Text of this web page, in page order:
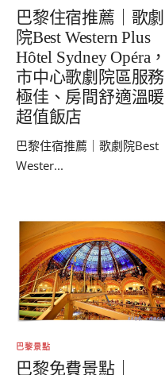
巴黎住宿推薦｜歌劇
院Best Western Plus
Hôtel Sydney Opéra，
市中心歌劇院區服務
極佳、房間舒適溫暖
超值飯店
巴黎住宿推薦｜歌劇院Best
Wester...
巴黎景點
巴黎免費景點｜